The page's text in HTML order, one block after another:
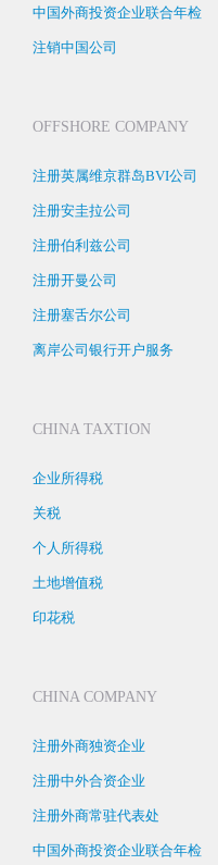
中国外商投资企业联合年检
注销中国公司
OFFSHORE COMPANY
注册英属维京群岛BVI公司
注册安圭拉公司
注册伯利兹公司
注册开曼公司
注册塞舌尔公司
离岸公司银行开户服务
CHINA TAXTION
企业所得税
关税
个人所得税
土地增值税
印花税
CHINA COMPANY
注册外商独资企业
注册中外合资企业
注册外商常驻代表处
中国外商投资企业联合年检